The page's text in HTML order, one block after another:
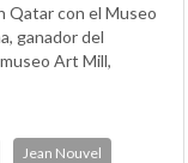
Qatar con el Museo
ganador del
Art Mill,
Jean Nouvel